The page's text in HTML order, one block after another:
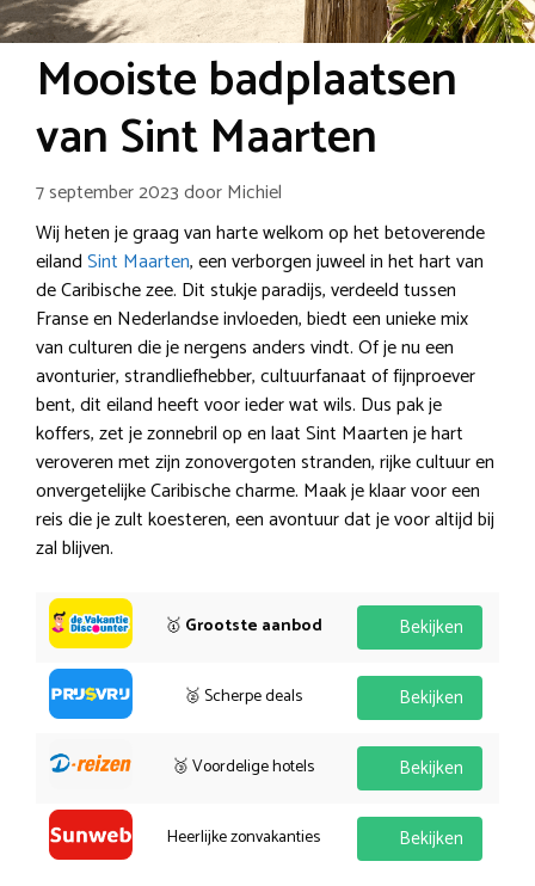
Mooiste badplaatsen
van Sint Maarten
7 september 2023doorMichiel
Wij heten je graag van harte welkom op het betoverende
eilandSint Maarten, een verborgen juweel in het hart van
de Caribische zee. Dit stukje paradijs, verdeeld tussen
Franse en Nederlandse invloeden, biedt een unieke mix
van culturen die je nergens anders vindt. Of je nu een
avonturier, strandliefhebber, cultuurfanaat of fijnproever
bent, dit eiland heeft voor ieder wat wils. Dus pak je
koffers, zet je zonnebril op en laat Sint Maarten je hart
veroveren met zijn zonovergoten stranden, rijke cultuur en
onvergetelijke Caribische charme. Maak je klaar voor een
reis die je zult koesteren, een avontuur dat je voor altijd bij
zal blijven.
🥇 Grootste aanbod Bekijken
🥈 Scherpe deals Bekijken
🥉 Voordelige hotels Bekijken
Heerlijke zonvakanties Bekijken